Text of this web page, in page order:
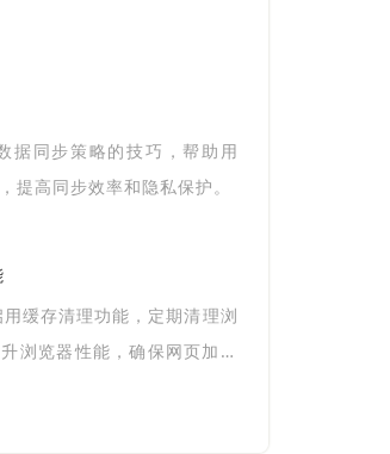
据同步策略的技巧，帮助用
提高同步效率和隐私保护。
缓存清理功能，定期清理浏
浏览器性能，确保网页加载